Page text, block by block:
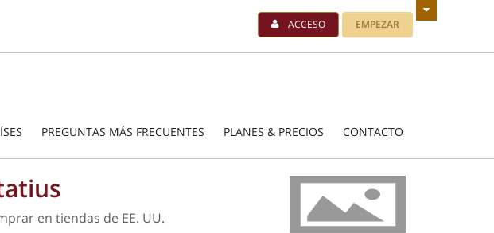
ACCESO EMPEZAR
PREGUNTAS MÁS FRECUENTES PLANES & PRECIOS CONTACTO
en tiendas de EE. UU.